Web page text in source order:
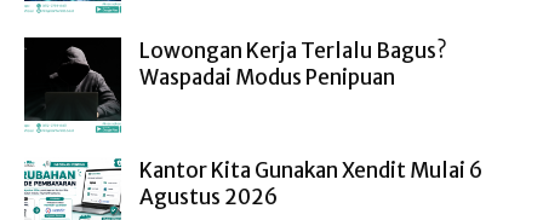
Lowongan Kerja Terlalu Bagus?
Waspadai Modus Penipuan
Kantor Kita Gunakan Xendit Mulai 6
Agustus 2026